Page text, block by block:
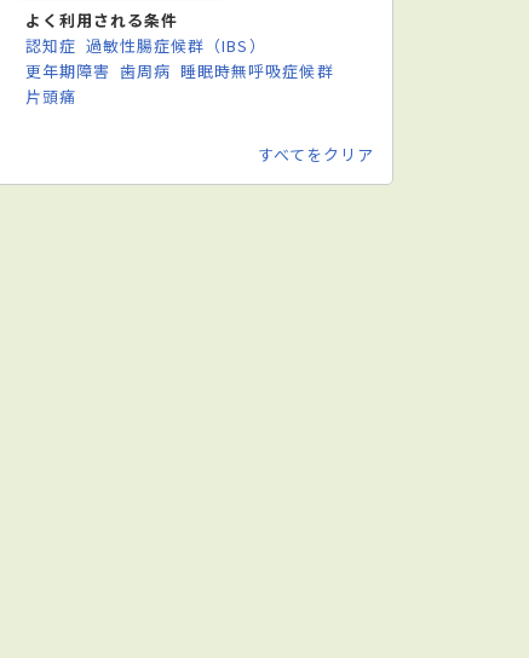
よく利用される条件
認知症 過敏性腸症候群（IBS）
更年期障害 歯周病 睡眠時無呼吸症候群
片頭痛
すべてをクリア